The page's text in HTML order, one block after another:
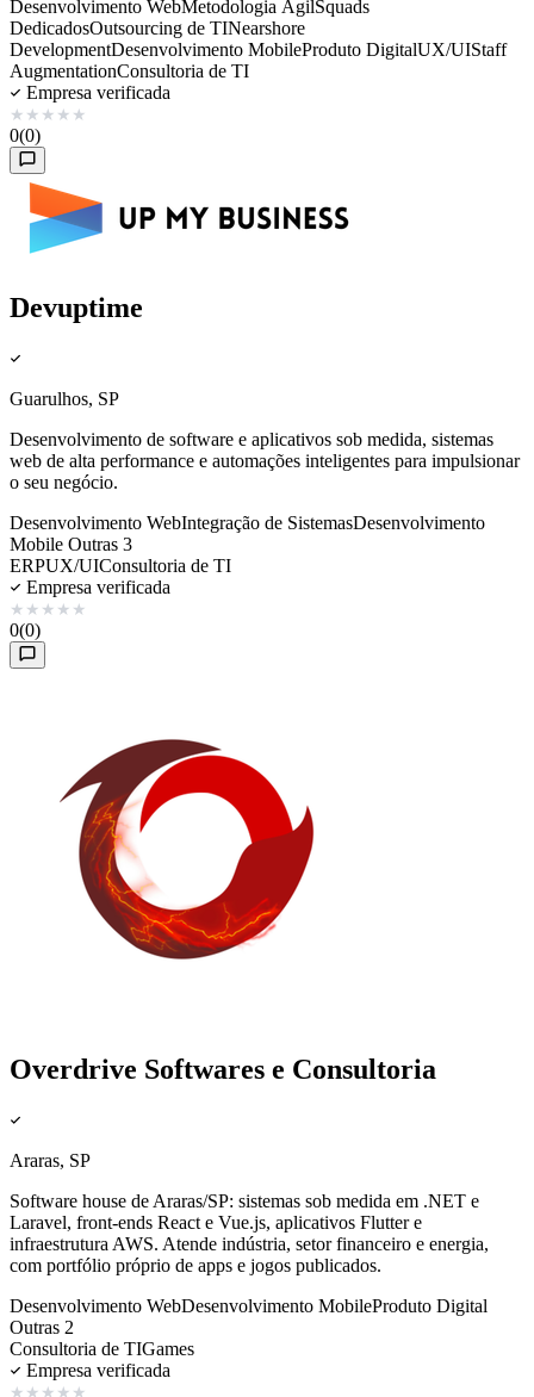
Desenvolvimento WebMetodologia ÁgilSquads
DedicadosOutsourcing de TINearshore
DevelopmentDesenvolvimento MobileProduto DigitalUX/UIStaff
AugmentationConsultoria de TI
Empresa verificada
★ ★ ★ ★ ★
0(0)
Devuptime
Guarulhos, SP
Desenvolvimento de software e aplicativos sob medida, sistemas
web de alta performance e automações inteligentes para impulsionar
o seu negócio.
Desenvolvimento WebIntegração de SistemasDesenvolvimento
Mobile Outras 3
ERPUX/UIConsultoria de TI
Empresa verificada
★ ★ ★ ★ ★
0(0)
Overdrive Softwares e Consultoria
Araras, SP
Software house de Araras/SP: sistemas sob medida em .NET e
Laravel, front-ends React e Vue.js, aplicativos Flutter e
infraestrutura AWS. Atende indústria, setor financeiro e energia,
com portfólio próprio de apps e jogos publicados.
Desenvolvimento WebDesenvolvimento MobileProduto Digital
Outras 2
Consultoria de TIGames
Empresa verificada
★ ★ ★ ★ ★